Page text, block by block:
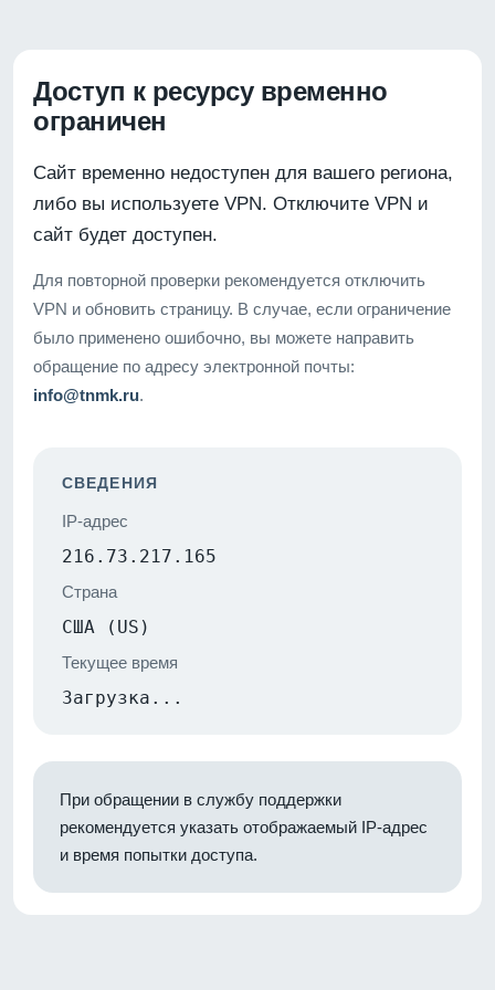
Доступ к ресурсу временно
ограничен
Сайт временно недоступен для вашего региона,
либо вы используете VPN. Отключите VPN и
сайт будет доступен.
Для повторной проверки рекомендуется отключить
VPN и обновить страницу. В случае, если ограничение
было применено ошибочно, вы можете направить
обращение по адресу электронной почты:
info@tnmk.ru.
СВЕДЕНИЯ
IP-адрес
216.73.217.165
Страна
США (US)
Текущее время
Загрузка...
При обращении в службу поддержки
рекомендуется указать отображаемый IP-адрес
и время попытки доступа.